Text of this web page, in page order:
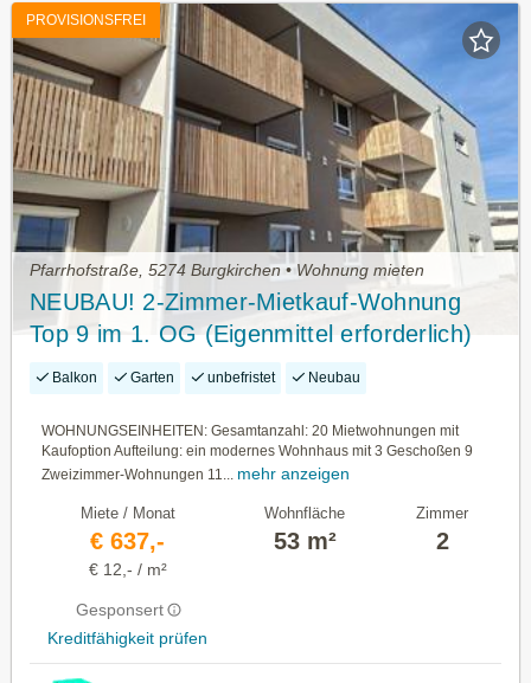
PROVISIONSFREI
Pfarrhofstraße, 5274 Burgkirchen • Wohnung mieten
NEUBAU! 2-Zimmer-Mietkauf-Wohnung
Top 9 im 1. OG (Eigenmittel erforderlich)
Balkon Garten unbefristet Neubau
WOHNUNGSEINHEITEN: Gesamtanzahl: 20 Mietwohnungen mit
Kaufoption Aufteilung: ein modernes Wohnhaus mit 3 Geschoßen 9
Zweizimmer-Wohnungen 11...
mehr anzeigen
Miete / Monat
€ 637,-
€ 12,- / m²
Gesponsert
Kreditfähigkeit prüfen
Wohnfläche
53 m²
Zimmer
2